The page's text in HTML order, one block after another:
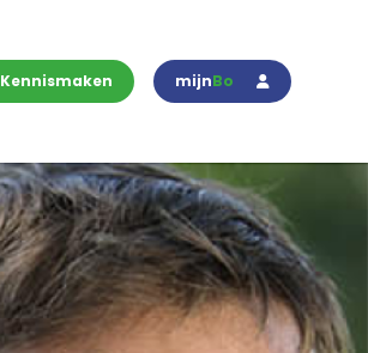
Kennismaken mijnBo